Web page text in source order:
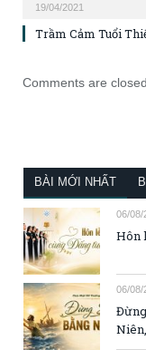
19/04/2021
Trầm Cảm Tuổi
Comments are closed.
BÀI MỚI NHẤT
06/08/
Hôn
06/08/